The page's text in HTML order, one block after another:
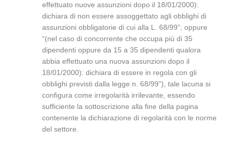
effettuato nuove assunzioni dopo il 18/01/2000):
dichiara di non essere assoggettato agli obblighi di
assunzioni obbligatorie di cui alla L. 68/99”; oppure
“(nel caso di concorrente che occupa più di 35
dipendenti oppure da 15 a 35 dipendenti qualora
abbia effettuato una nuova assunzioni dopo il
18/01/2000): dichiara di essere in regola con gli
obblighi previsti dalla legge n. 68/99”), tale lacuna si
configura come irregolarità irrilevante, essendo
sufficiente la sottoscrizione alla fine della pagina
contenente la dichiarazione di regolarità con le norme
del settore.